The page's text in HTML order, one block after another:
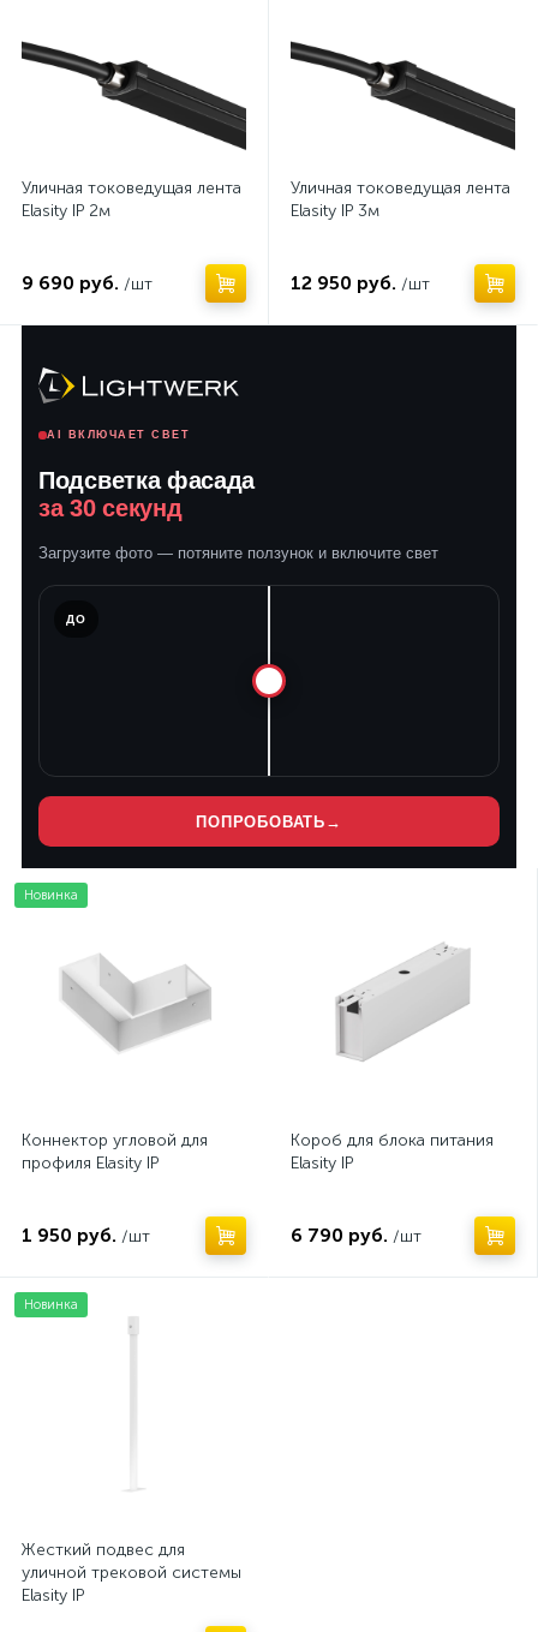
Уличная токоведущая лента
Elasity IP 2м
9 690 руб. /шт
Уличная токоведущая лента
Elasity IP 3м
12 950 руб. /шт
AI ВКЛЮЧАЕТ СВЕТ
Подсветка фасада
за 30 секунд
Загрузите фото — потяните ползунок и включите свет
ДО
ПОПРОБОВАТЬ →
Новинка
Коннектор угловой для
профиля Elasity IP
1 950 руб. /шт
Короб для блока питания
Elasity IP
6 790 руб. /шт
Новинка
Жесткий подвес для
уличной трековой системы
Elasity IP